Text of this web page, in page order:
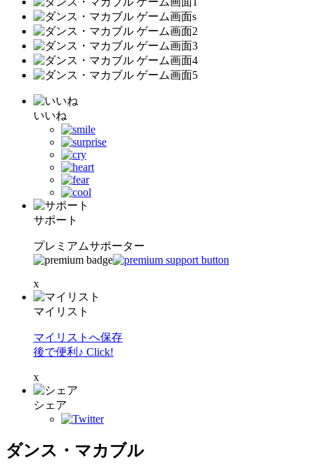
いいね
サポート
プレミアムサポーター
x
マイリスト
マイリストへ保存
後で便利♪ Click!
x
シェア
ダンス・マカブル